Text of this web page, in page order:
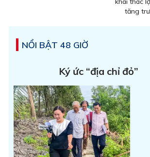
tăng
NỔI BẬT 48 GIỜ
Ký ức “địa chỉ đỏ”